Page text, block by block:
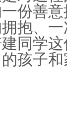
份善
抱、
同学这
孩子